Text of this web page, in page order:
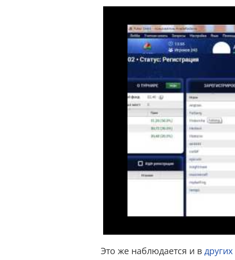
Это же наблюдается и в других